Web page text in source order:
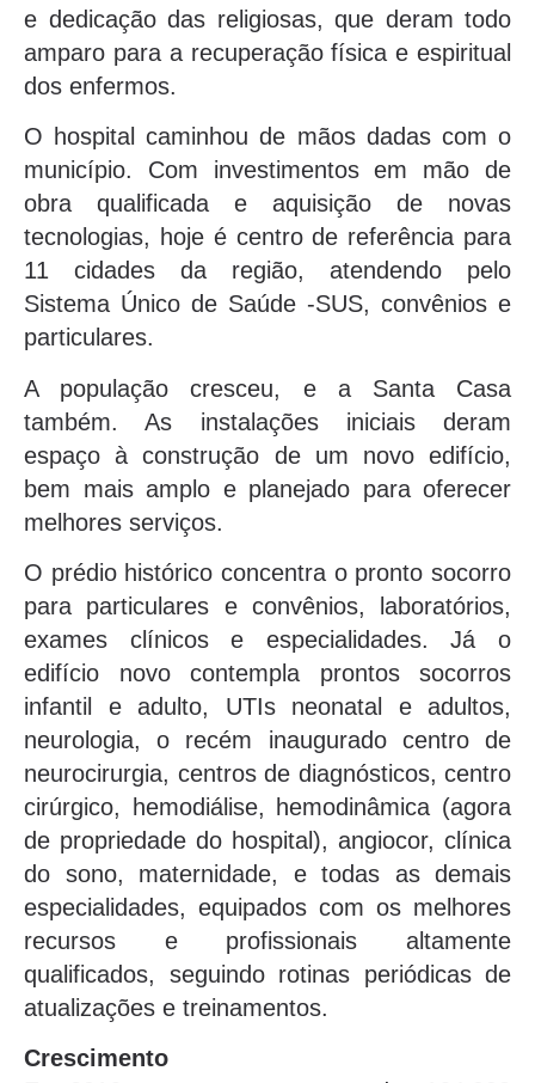
e dedicação das religiosas, que deram todo
amparo para a recuperação física e espiritual
dos enfermos.
O hospital caminhou de mãos dadas com o
município. Com investimentos em mão de
obra qualificada e aquisição de novas
tecnologias, hoje é centro de referência para
11 cidades da região, atendendo pelo
Sistema Único de Saúde -SUS, convênios e
particulares.
A população cresceu, e a Santa Casa
também. As instalações iniciais deram
espaço à construção de um novo edifício,
bem mais amplo e planejado para oferecer
melhores serviços.
O prédio histórico concentra o pronto socorro
para particulares e convênios, laboratórios,
exames clínicos e especialidades. Já o
edifício novo contempla prontos socorros
infantil e adulto, UTIs neonatal e adultos,
neurologia, o recém inaugurado centro de
neurocirurgia, centros de diagnósticos, centro
cirúrgico, hemodiálise, hemodinâmica (agora
de propriedade do hospital), angiocor, clínica
do sono, maternidade, e todas as demais
especialidades, equipados com os melhores
recursos e profissionais altamente
qualificados, seguindo rotinas periódicas de
atualizações e treinamentos.
Crescimento